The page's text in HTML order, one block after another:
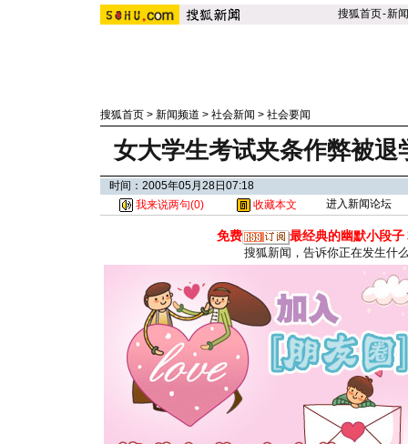
搜狐首页-新闻
搜狐首页 > 新闻频道 > 社会新闻 > 社会要闻
女大学生考试夹条作弊被退
时间：2005年05月28日07:18
我来说两句(0) 收藏本文 进入新闻论坛
免费 最经典的幽默小段子
搜狐新闻，告诉你正在发生什